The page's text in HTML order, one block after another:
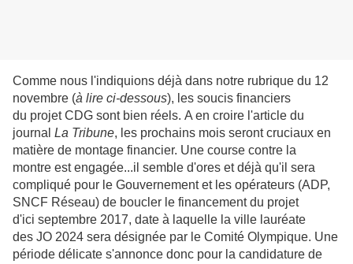
Comme nous l'indiquions déjà dans notre rubrique du 12
novembre (à lire ci-dessous), les soucis financiers
du projet CDG sont bien réels. A en croire l'article du
journal La Tribune, les prochains mois seront cruciaux en
matière de montage financier. Une course contre la
montre est engagée...il semble d'ores et déjà qu'il sera
compliqué pour le Gouvernement et les opérateurs (ADP,
SNCF Réseau) de boucler le financement du projet
d'ici septembre 2017, date à laquelle la ville lauréate
des JO 2024 sera désignée par le Comité Olympique. Une
période délicate s'annonce donc pour la candidature de